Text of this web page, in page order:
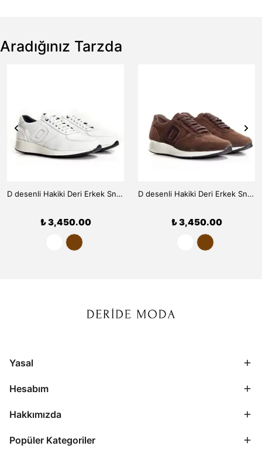
Aradığınız Tarzda
D desenli Hakiki Deri Erkek Sneaker 9910 - Beyaz
₺ 3,450.00
D desenli Hakiki Deri Erkek Sneaker 9910 - Kahve
₺ 3,450.00
Yasal
Hesabım
Hakkımızda
Popüler Kategoriler